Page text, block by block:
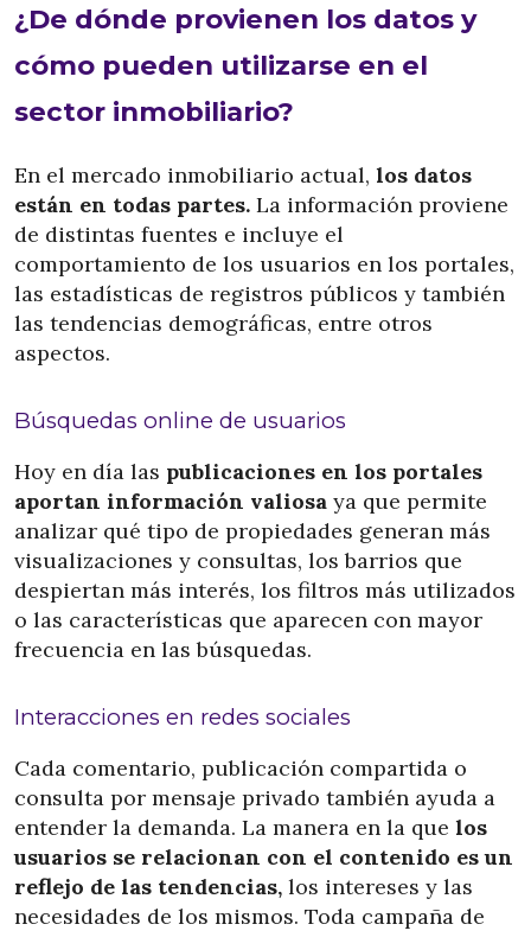
¿De dónde provienen los datos y
cómo pueden utilizarse en el
sector inmobiliario?
En el mercado inmobiliario actual, los datos
están en todas partes. La información proviene
de distintas fuentes e incluye el
comportamiento de los usuarios en los portales,
las estadísticas de registros públicos y también
las tendencias demográficas, entre otros
aspectos.
Búsquedas online de usuarios
Hoy en día las publicaciones en los portales
aportan información valiosa ya que permite
analizar qué tipo de propiedades generan más
visualizaciones y consultas, los barrios que
despiertan más interés, los filtros más utilizados
o las características que aparecen con mayor
frecuencia en las búsquedas.
Interacciones en redes sociales
Cada comentario, publicación compartida o
consulta por mensaje privado también ayuda a
entender la demanda. La manera en la que los
usuarios se relacionan con el contenido es un
reflejo de las tendencias, los intereses y las
necesidades de los mismos. Toda campaña de